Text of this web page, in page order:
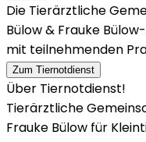
Die Tierärztliche
Bülow & Frauke
mit teilnehmenden
Zum Tiernotdienst
Über Tiernotdienst!
Tierärztliche
Frauke Bülow für